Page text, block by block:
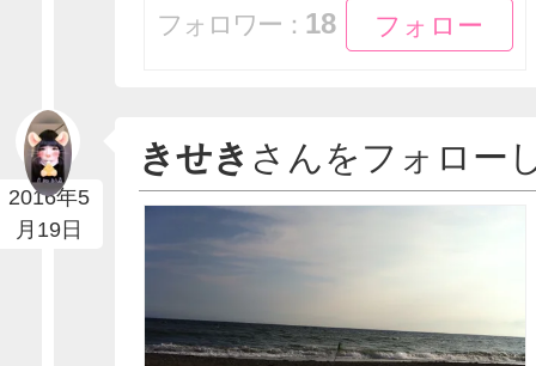
フォロー
フォロー
フォロワー： 18
2016年5
月19日
きせき さんをフォロー